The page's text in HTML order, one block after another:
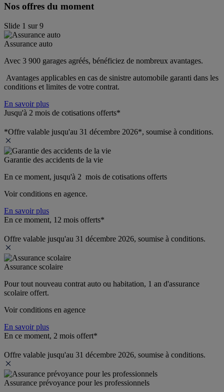
Nos offres du moment
Slide 1 sur9
Assurance auto
Avec 3 900 garages agréés, bénéficiez de nombreux avantages.
Avantages applicables en cas de sinistre automobile garanti dans les
conditions et limites de votre contrat.
En savoir plus
Jusqu'à 2 mois de cotisations offerts*
*Offre valable jusqu'au 31 décembre 2026*, soumise à conditions.
Garantie des accidents de la vie
En ce moment, jusqu'à 2  mois de cotisations offerts
Voir conditions en agence.
En savoir plus
En ce moment, 12 mois offerts*
Offre valable jusqu'au 31 décembre 2026, soumise à conditions.
Assurance scolaire
Pour tout nouveau contrat auto ou habitation, 1 an d'assurance
scolaire offert.
Voir conditions en agence
En savoir plus
En ce moment, 2 mois offert*
Offre valable jusqu'au 31 décembre 2026, soumise à conditions.
Assurance prévoyance pour les professionnels